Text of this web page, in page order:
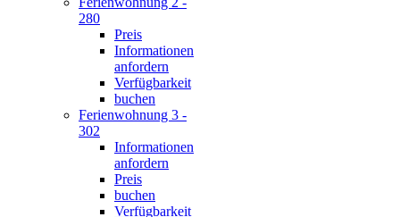
280
Preis
Informationen
anfordern
Verfügbarkeit
buchen
Ferienwohnung 3 -
302
Informationen
anfordern
Preis
buchen
Verfügbarkeit